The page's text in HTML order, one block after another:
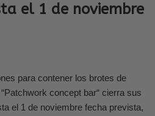
el 1 de noviembre
para contener los brotes de
concept bar“ cierra sus
el 1 de noviembre fecha prevista,